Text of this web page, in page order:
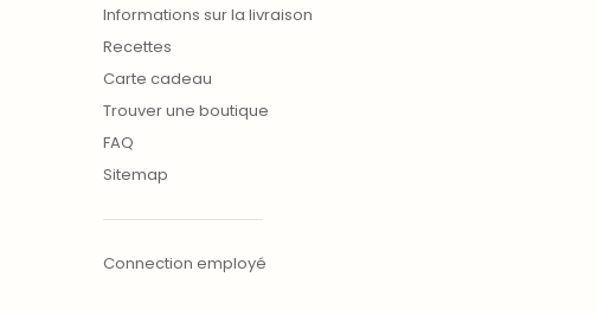
Informations sur la livraison
Recettes
Carte cadeau
Trouver une boutique
FAQ
Sitemap
Connection employé